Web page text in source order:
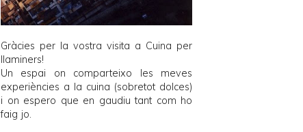
Gràcies per la vostra visita a Cuina per
llaminers!
Un espai on comparteixo les meves
experiències a la cuina (sobretot dolces)
i on espero que en gaudiu tant com ho
faig jo.